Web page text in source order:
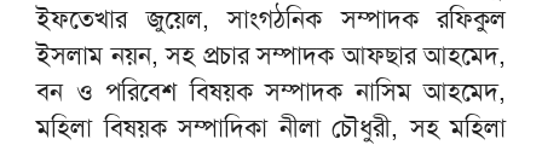
ইফতেখার জুয়েল, সাংগঠনিক সম্পাদক রফিকুল
ইসলাম নয়ন, সহ প্রচার সম্পাদক আফছার আহমেদ,
বন ও পরিবেশ বিষয়ক সম্পাদক নাসিম আহমেদ,
মহিলা বিষয়ক সম্পাদিকা নীলা চৌধুরী, সহ মহিলা